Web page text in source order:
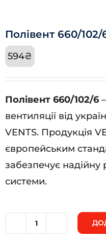
Полівент 660/102/
594₴
Полівент 660/102/6
вентиляції від
VENTS. Продукція
європейським
забезпечує надійну
системи.
Полівент